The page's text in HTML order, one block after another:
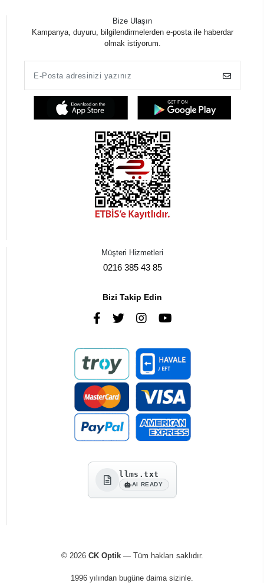
Bize Ulaşın
Kampanya, duyuru, bilgilendirmelerden e-posta ile haberdar
olmak istiyorum.
Müşteri Hizmetleri
0216 385 43 85
Bizi Takip Edin
llms.txt
AI READY
© 2026 CK Optik— Tüm hakları saklıdır.
1996 yılından bugüne daima sizinle.